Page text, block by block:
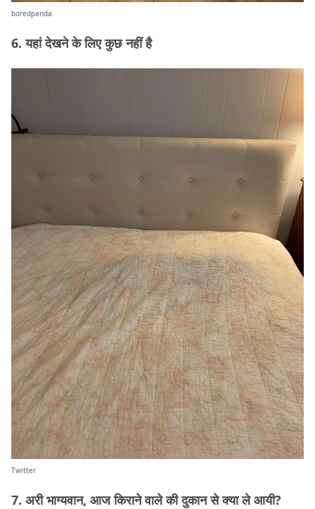
boredpanda
6. यहां देखने के लिए कुछ नहीं है
Twitter
7. अरी भाग्यवान, आज किराने वाले की दुकान से क्या ले आयी?